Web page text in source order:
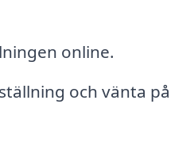
online.
och vänta på